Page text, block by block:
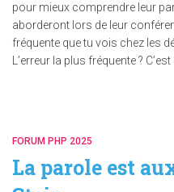
pour mieux comprendre leur
aborderont lors de leur
fréquente que tu vois chez les
L’erreur la plus fréquente ?
FORUM PHP 2025
La parole est